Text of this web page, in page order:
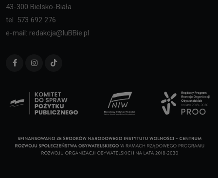
43-300 Bielsko-Biała
tel. 573 692 276
e-mail: redakcja@luBBie.pl